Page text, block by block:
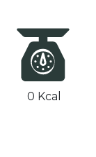
0 Kcal